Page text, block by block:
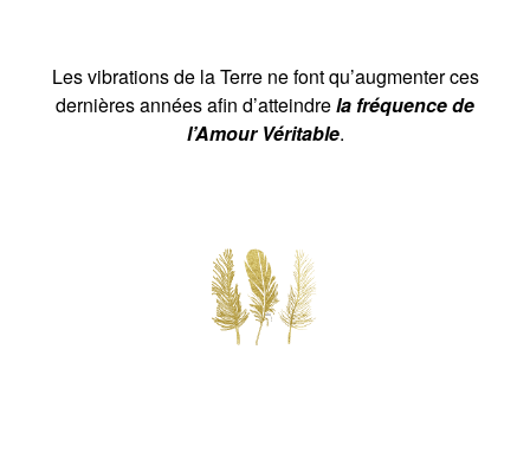
Les vibrations de la Terre ne font qu’augmenter ces
dernières années afin d’atteindrela fréquence de
l’Amour Véritable.